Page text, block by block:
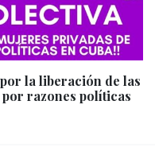
la liberación de las
razones políticas